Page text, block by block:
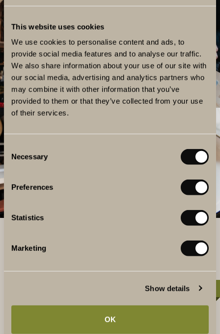
This website uses cookies
We use cookies to personalise content and ads, to
provide social media features and to analyse our traffic.
We also share information about your use of our site with
our social media, advertising and analytics partners who
may combine it with other information that you’ve
provided to them or that they’ve collected from your use
of their services.
Consent
Selection
Necessary
Preferences
Statistics
Marketing
Show details
OK
PAKETERBJUDANDEN FÖR VIN- & MATÄLSKARE
EN GASTRONOMISK UPPLEVELSE